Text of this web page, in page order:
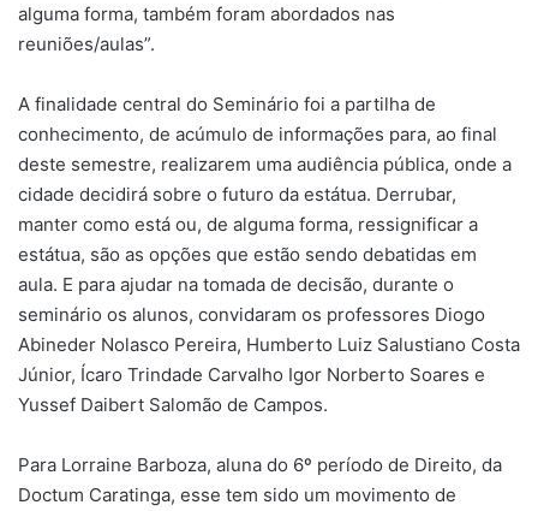
alguma forma, também foram abordados nas
reuniões/aulas”.
A finalidade central do Seminário foi a partilha de
conhecimento, de acúmulo de informações para, ao final
deste semestre, realizarem uma audiência pública, onde a
cidade decidirá sobre o futuro da estátua. Derrubar,
manter como está ou, de alguma forma, ressignificar a
estátua, são as opções que estão sendo debatidas em
aula. E para ajudar na tomada de decisão, durante o
seminário os alunos, convidaram os professores Diogo
Abineder Nolasco Pereira, Humberto Luiz Salustiano Costa
Júnior, Ícaro Trindade Carvalho Igor Norberto Soares e
Yussef Daibert Salomão de Campos.
Para Lorraine Barboza, aluna do 6º período de Direito, da
Doctum Caratinga, esse tem sido um movimento de